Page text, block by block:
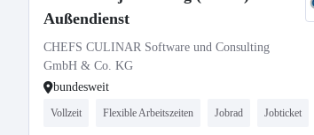
Außendienst
CHEFS CULINAR Software und Consulting
GmbH & Co. KG
bundesweit
Vollzeit Flexible Arbeitszeiten Jobrad Jobticket